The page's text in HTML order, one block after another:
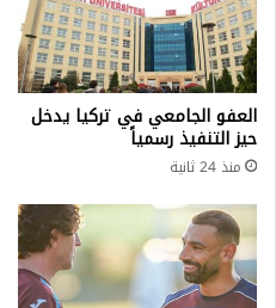
العفو الجامعي في تركيا يدخل
حيز التنفيذ رسمياً
منذ 24 ثانية